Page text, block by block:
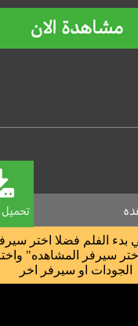
تحميل
بدء الفلم فضلا اختر
سيرفر المشاهده"
الجودات او سيرفر اخر